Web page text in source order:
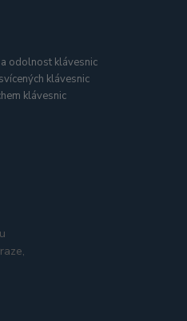
odolnost klávesnic
klávesnic
klávesnic